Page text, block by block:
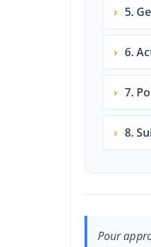
› 5.
› 6.
› 7.
› 8.
Pour